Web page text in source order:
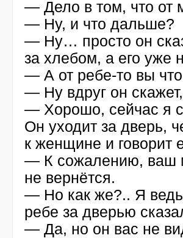
— Дело в том, что
— Ну, и что дальше?
— Ну… просто он
за хлебом, а его уже
— А от ребе-то вы что
— Ну вдруг он
— Хорошо, сейчас я
Он уходит за дверь,
к женщине и говорит
— К сожалению, ваш
не вернётся.
— Но как же?.. Я
ребе за дверью
— Да, но он вас не